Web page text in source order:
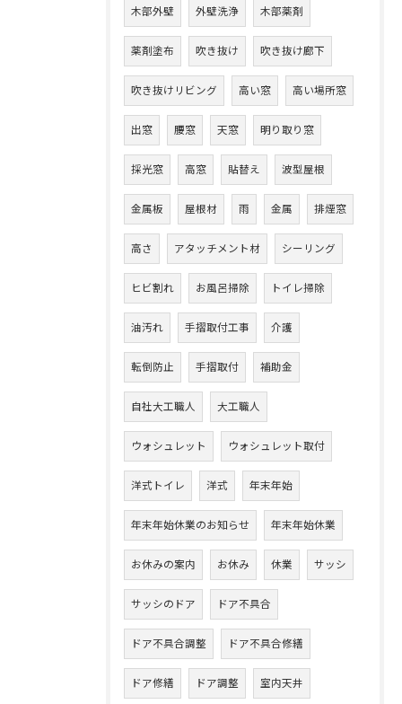
木部外壁 外壁洗浄 木部薬剤
薬剤塗布 吹き抜け 吹き抜け廊下
吹き抜けリビング 高い窓 高い場所窓
出窓 腰窓 天窓 明り取り窓
採光窓 高窓 貼替え 波型屋根
金属板 屋根材 雨 金属 排煙窓
高さ アタッチメント材 シーリング
ヒビ割れ お風呂掃除 トイレ掃除
油汚れ 手摺取付工事 介護
転倒防止 手摺取付 補助金
自社大工職人 大工職人
ウォシュレット ウォシュレット取付
洋式トイレ 洋式 年末年始
年末年始休業のお知らせ 年末年始休業
お休みの案内 お休み 休業 サッシ
サッシのドア ドア不具合
ドア不具合調整 ドア不具合修繕
ドア修繕 ドア調整 室内天井